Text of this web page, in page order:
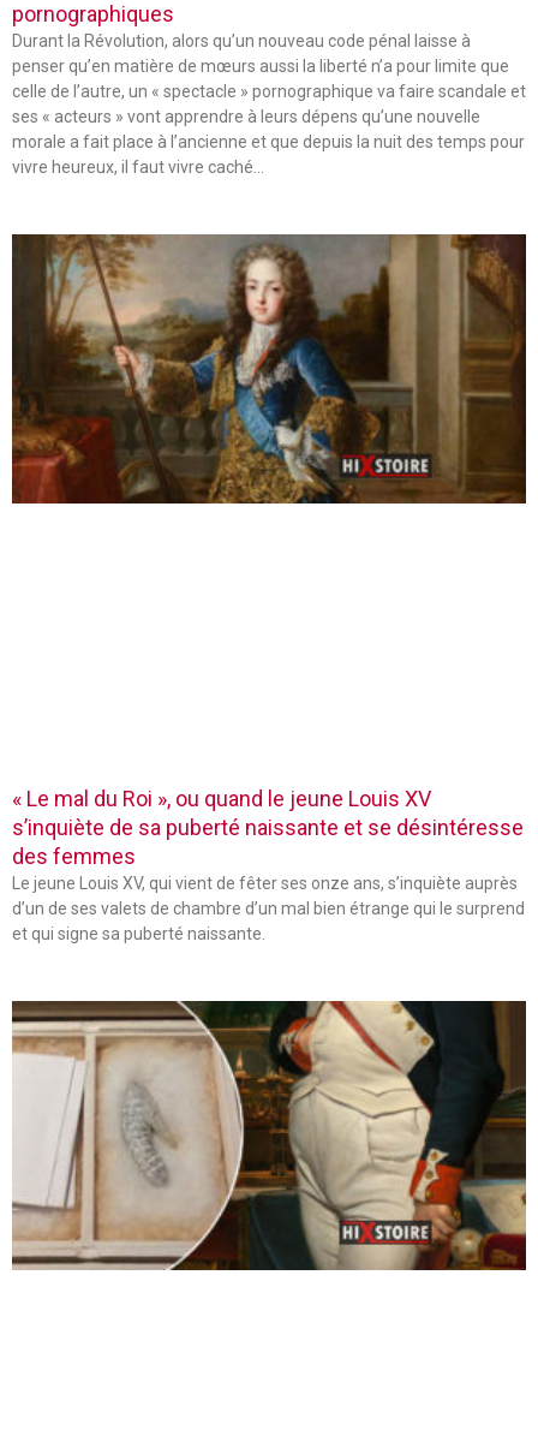
pornographiques
Durant la Révolution, alors qu’un nouveau code pénal laisse à
penser qu’en matière de mœurs aussi la liberté n’a pour limite que
celle de l’autre, un « spectacle » pornographique va faire scandale et
ses « acteurs » vont apprendre à leurs dépens qu’une nouvelle
morale a fait place à l’ancienne et que depuis la nuit des temps pour
vivre heureux, il faut vivre caché…
« Le mal du Roi », ou quand le jeune Louis XV
s’inquiète de sa puberté naissante et se désintéresse
des femmes
Le jeune Louis XV, qui vient de fêter ses onze ans, s’inquiète auprès
d’un de ses valets de chambre d’un mal bien étrange qui le surprend
et qui signe sa puberté naissante.